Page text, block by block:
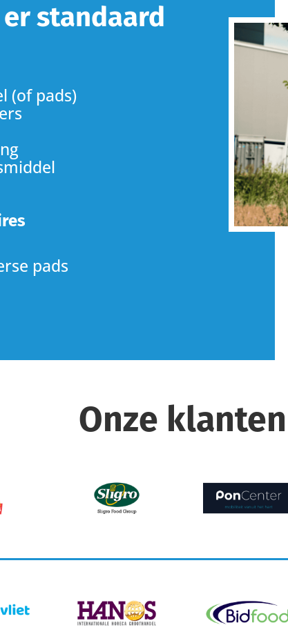
standaard
(of pads)
pads
Onze klanten